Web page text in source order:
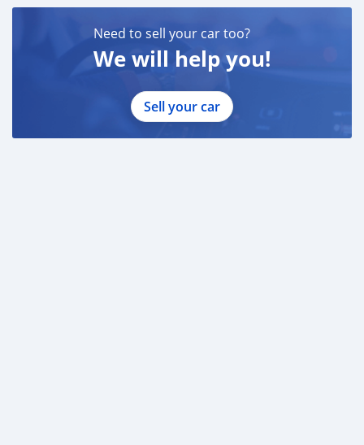
Need to sell your car too?
We will help you!
Sell your car